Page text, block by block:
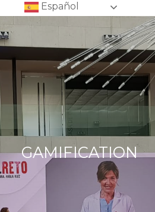
Español
GAMIFICATION